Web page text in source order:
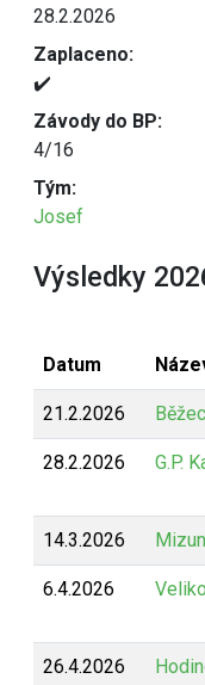
28.2.2026
Zaplaceno:
✔️
Závody do BP:
4/16
Tým:
Josef
Výsledky
Datum
21.2.2026
28.2.2026 G.P.
14.3.2026
6.4.2026
26.4.2026